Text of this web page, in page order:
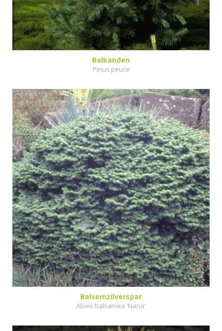
Balkanden
Pinus peuce
Balsemzilverspar
Abies balsamea 'Nana'